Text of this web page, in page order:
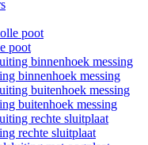
poot
binnenhoek messing
buitenhoek messing
rechte sluitplaat